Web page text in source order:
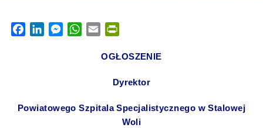
FacebookLinkedInMessenger
WhatsApp
Email
OGŁOSZENIE
Dyrektor
Powiatowego Szpitala Specjalistycznego w Stalowej
Woli